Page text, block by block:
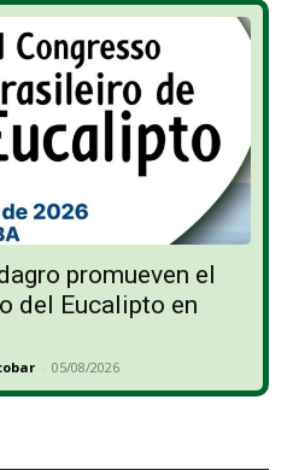
promueven el
del Eucalipto en
- 05/08/2026